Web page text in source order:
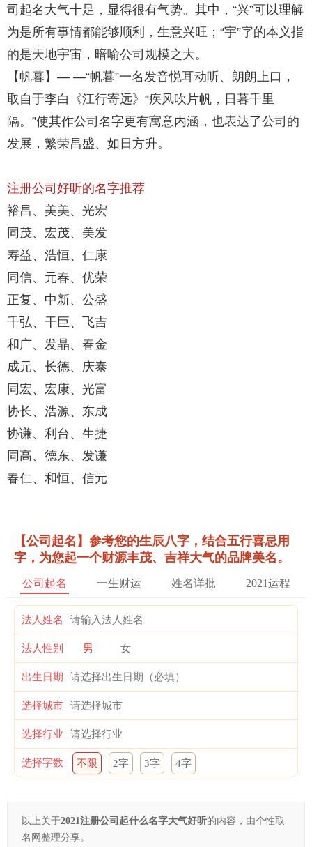
司起名大气十足，显得很有气势。其中，“兴”可以理解
为是所有事情都能够顺利，生意兴旺；“宇”字的本义指
的是天地宇宙，暗喻公司规模之大。
【帆暮】— —“帆暮”一名发音悦耳动听、朗朗上口，
取自于李白《江行寄远》“疾风吹片帆，日暮千里
隔。”使其作公司名字更有寓意内涵，也表达了公司的
发展，繁荣昌盛、如日方升。
注册公司好听的名字推荐
裕昌、美美、光宏
同茂、宏茂、美发
寿益、浩恒、仁康
同信、元春、优荣
正复、中新、公盛
千弘、干巨、飞吉
和广、发晶、春金
成元、长德、庆泰
同宏、宏康、光富
协长、浩源、东成
协谦、利台、生捷
同高、德东、发谦
春仁、和恒、信元
【公司起名】参考您的生辰八字，结合五行喜忌用
字，为您起一个财源丰茂、吉祥大气的品牌美名。
公司起名 一生财运 姓名详批 2021运程
法人姓名
法人性别 男 女
出生日期
选择城市
选择行业
选择字数 不限 2字 3字 4字
以上关于2021注册公司起什么名字大气好听的内容，由个性取
名网整理分享。